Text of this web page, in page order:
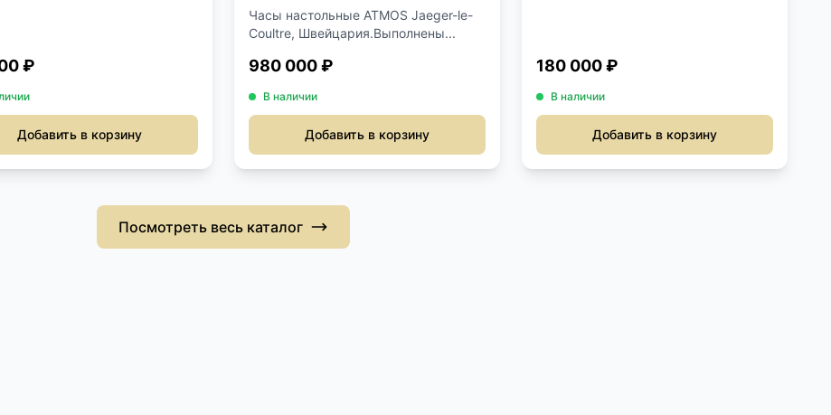
₽
Добавить в корзину
Часы настольные ATMOS Jaeger-le-
Coultre, Швейцария.Выполнены...
980 000 ₽
В наличии
Добавить в корзину
180 000 ₽
В наличии
Добавить в корзину
Посмотреть весь каталог